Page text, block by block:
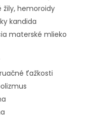
žily, hemoroidy
kandida
materské mlieko
ťažkosti